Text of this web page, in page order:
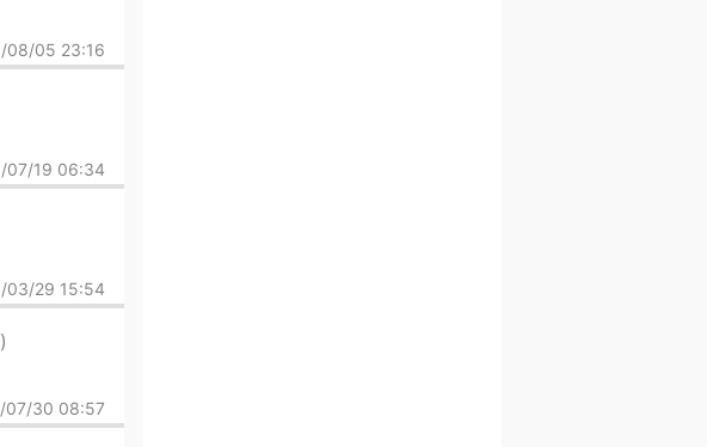
08/05 23:16
07/19 06:34
03/29 15:54
07/30 08:57